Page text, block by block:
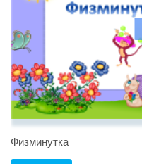
Физминутка